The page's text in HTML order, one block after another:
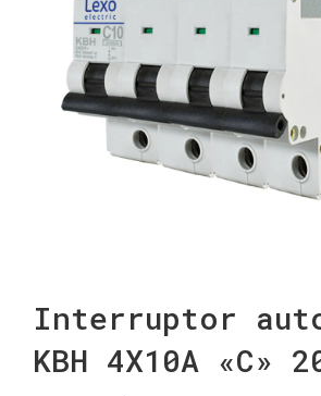
Interruptor
KBH 4X10A «C»